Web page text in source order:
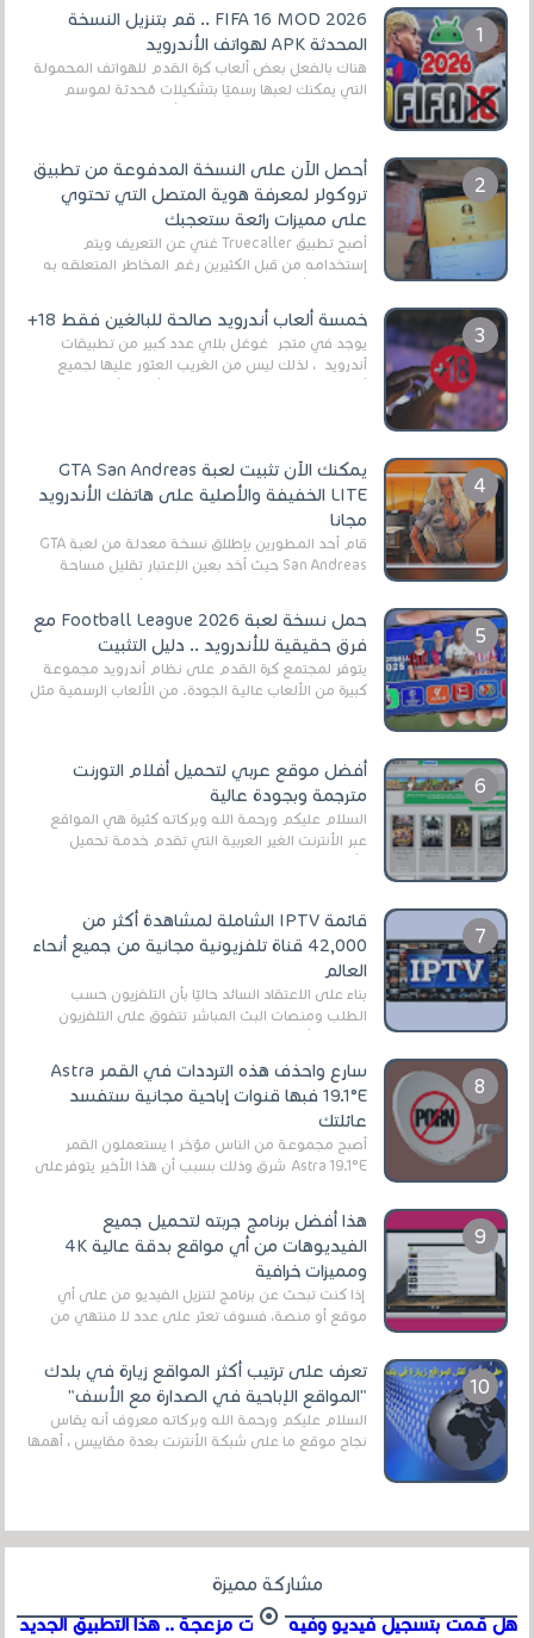
FIFA 16 MOD 2026 .. قم بتنزيل النسخة
المحدثة APK لهواتف الأندرويد
هناك بالفعل بعض ألعاب كرة القدم للهواتف المحمولة
التي يمكنك لعبها رسميًا بتشكيلات مُحدثة لموسم
أحصل الآن على النسخة المدفوعة من تطبيق
تروكولر لمعرفة هوية المتصل التي تحتوي
على مميزات رائعة ستعجبك
أصبح تطبيق Truecaller غني عن التعريف ويتم
إستخدامه من قبل الكثيرين رغم المخاطر المتعلقه به
خمسة ألعاب أندرويد صالحة للبالغين فقط 18+
يوجد في متجر غوغل بلاي عدد كبير من تطبيقات
أندرويد ، لذلك ليس من الغريب العثور عليها لجميع
يمكنك الآن تثبيت لعبة GTA San Andreas
LITE الخفيفة والأصلية على هاتفك الأندرويد
مجانا
قام أحد المطورين بإطلاق نسخة معدلة من لعبة GTA
San Andreas حيث أخد بعين الإعتبار تقليل مساحة
حمل نسخة لعبة Football League 2026 مع
فرق حقيقية للأندرويد .. دليل التثبيت
يتوفر لمجتمع كرة القدم على نظام أندرويد مجموعة
كبيرة من الألعاب عالية الجودة. من الألعاب الرسمية مثل
أفضل موقع عربي لتحميل أفلام التورنت
مترجمة وبجودة عالية
السلام عليكم ورحمة الله وبركاته كثيرة هي المواقع
عبر الأنترنت الغير العربية التي تقدم خدمة تحميل
قائمة IPTV الشاملة لمشاهدة أكثر من
42,000 قناة تلفزيونية مجانية من جميع أنحاء
العالم
بناءً على الاعتقاد السائد حاليًا بأن التلفزيون حسب
الطلب ومنصات البث المباشر تتفوق على التلفزيون
سارع واحذف هذه الترددات في القمر Astra
19.1°E فبها قنوات إباحية مجانية ستفسد
عائلتك
أصبح مجموعة من الناس مؤخر ا يستعملون القمر
Astra 19.1°E شرق وذلك بسبب أن هذا الأخير يتوفرعلى
هذا أفضل برنامج جربته لتحميل جميع
الفيديوهات من أي مواقع بدقة عالية 4K
ومميزات خرافية
إذا كنت تبحث عن برنامج لتنزيل الفيديو من على أي
موقع أو منصة، فسوف تعثر على عدد لا منتهي من
تعرف على ترتيب أكثر المواقع زيارة في بلدك
"المواقع الإباحية في الصدارة مع الأسف"
السلام عليكم ورحمة الله وبركاته معروف أنه يقاس
نجاح موقع ما على شبكة الأنترنت بعدة مقاييس ، أهمها
مشاركة مميزة
هل قمت بتسجيل فيديو وفيه أصوت مزعجة .. هذا التطبيق الجديد